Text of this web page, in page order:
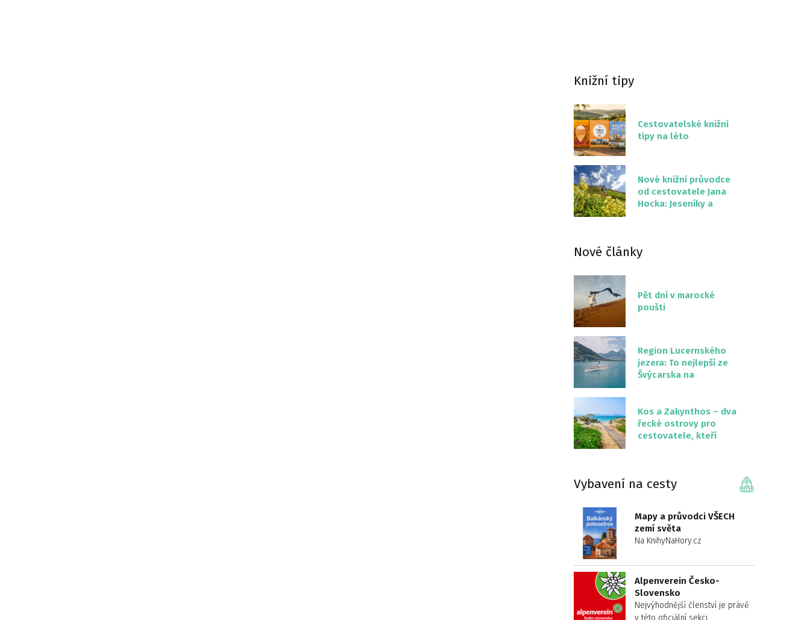
Knižní tipy
Cestovatelské knižní
tipy na léto
Nové knižní průvodce
od cestovatele Jana
Hocka: Jeseníky a
Nové články
Pět dní v marocké
poušti
Region Lucernského
jezera: To nejlepší ze
Švýcarska na
Kos a Zakynthos – dva
řecké ostrovy pro
cestovatele, kteří
Vybavení na cesty
Mapy a průvodci VŠECH
zemí světa
Na KnihyNaHory.cz
Alpenverein Česko-
Slovensko
Nejvýhodnější členství je právě
v této oficiální sekci